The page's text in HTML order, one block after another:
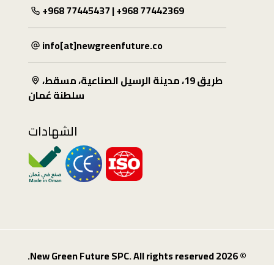
+968 77445437 | +968 77442369
info[at]newgreenfuture.co
سلطنة عُمان
الشهادات
© 2026 New Green Future SPC. All rights reserved.